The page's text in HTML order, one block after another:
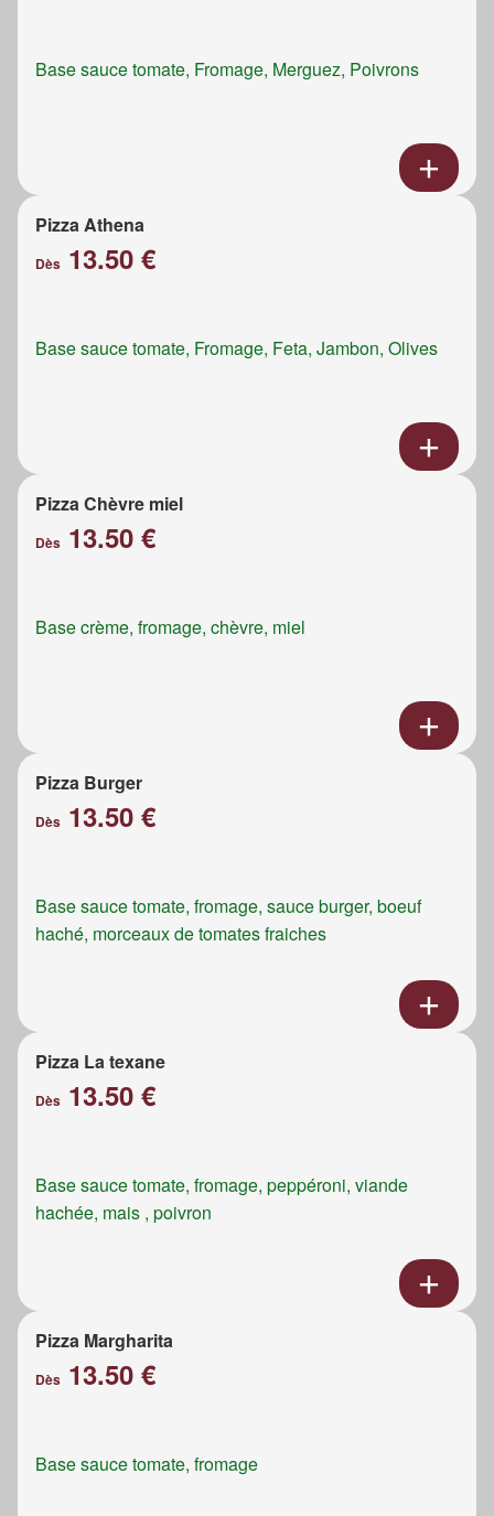
Base sauce tomate, Fromage, Merguez, Poivrons
Pizza Athena
Dès 13.50 €
Base sauce tomate, Fromage, Feta, Jambon, Olives
Pizza Chèvre miel
Dès 13.50 €
Base crème, fromage, chèvre, miel
Pizza Burger
Dès 13.50 €
Base sauce tomate, fromage, sauce burger, boeuf
haché, morceaux de tomates fraiches
Pizza La texane
Dès 13.50 €
Base sauce tomate, fromage, peppéroni, viande
hachée, mais , poivron
Pizza Margharita
Dès 13.50 €
Base sauce tomate, fromage